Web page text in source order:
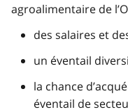
agroalimentaire de
des salaires et
un éventail
la chance
éventail de